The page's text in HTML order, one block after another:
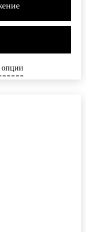
опции